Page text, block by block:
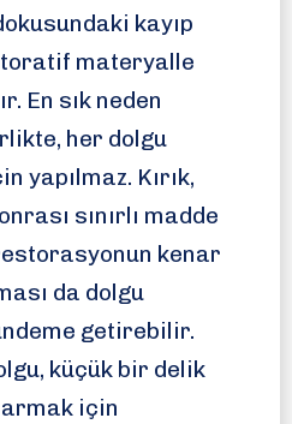
kayıp
materyalle
En sık neden
her dolgu
yapılmaz. Kırık,
sınırlı madde
kenar
da dolgu
getirebilir.
küçük bir delik
için